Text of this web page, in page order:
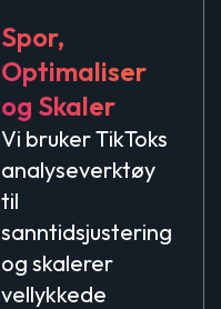
Spor,
Optimaliser
og Skaler
Vi bruker TikToks
analyseverktøy
til
sanntidsjustering
og skalerer
vellykkede